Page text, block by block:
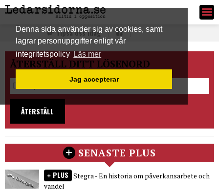
Denna sida använder sig av cookies, samt
lagrar personuppgifter enligt vår
integritetspolicyLäs mer
Jag accepterar
Ledarsidorna.se
Tipsa oss idag
ÅTERSTÄLL DITT LÖSENORD
ÅTERSTÄLL
SENASTE PLUS
PLUS Stegra - En historia om påverkansarbete och
vandel